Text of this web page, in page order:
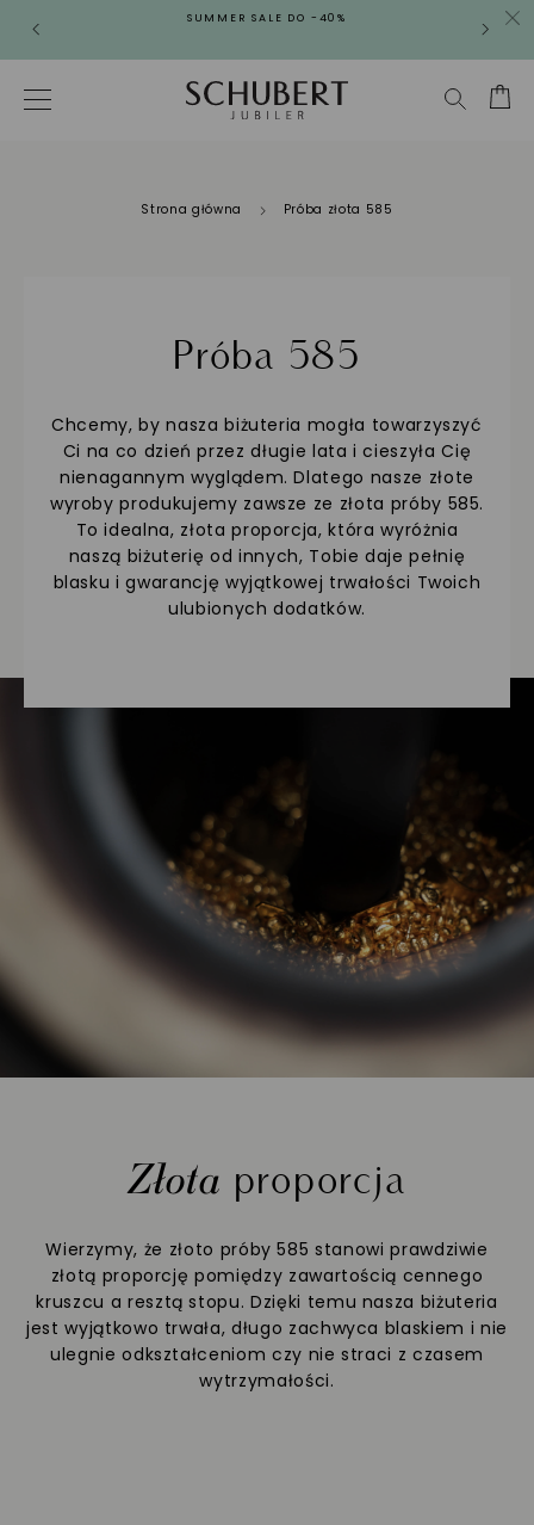
SUMMER SALE DO -40%
Strona główna Próba złota 585
Próba 585
Chcemy, by nasza biżuteria mogła towarzyszyć
Ci na co dzień przez długie lata i cieszyła Cię
nienagannym wyglądem. Dlatego nasze złote
wyroby produkujemy zawsze ze złota próby 585.
To idealna, złota proporcja, która wyróżnia
naszą biżuterię od innych, Tobie daje pełnię
blasku i gwarancję wyjątkowej trwałości Twoich
ulubionych dodatków.
Złota proporcja
Wierzymy, że złoto próby 585 stanowi prawdziwie
złotą proporcję pomiędzy zawartością cennego
kruszcu a resztą stopu. Dzięki temu nasza biżuteria
jest wyjątkowo trwała, długo zachwyca blaskiem i nie
ulegnie odkształceniom czy nie straci z czasem
wytrzymałości.